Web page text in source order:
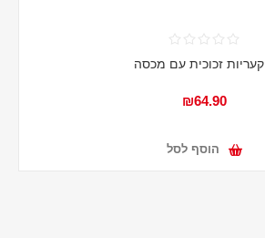
₪64.90
הוסף לסל